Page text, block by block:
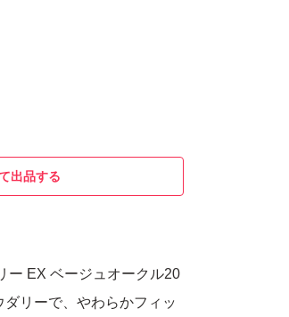
出品する
ー EX ベージュオークル20
リーで、やわらかフィッ